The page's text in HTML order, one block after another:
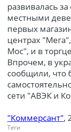
развивалась
местными
первых
центрах
Мос", и в
Впрочем, в
сообщили, что
сети "АВЭК и
"Коммерсант",
Теги